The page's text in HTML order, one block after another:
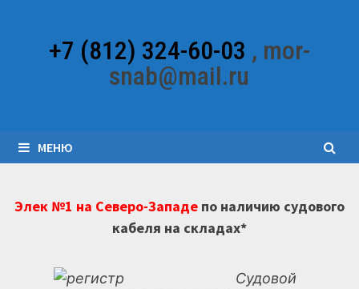
содержимому+7 (812) 324-60-03 , mor-
snab@mail.ru
МЕНЮ
Элек №1 на Северо-Западепо наличию судового
кабеля на складах*
Судовой